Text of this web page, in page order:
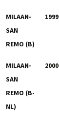
MILAAN-
SAN
REMO (B)
1999
MILAAN-
SAN
REMO (B-
NL)
2000